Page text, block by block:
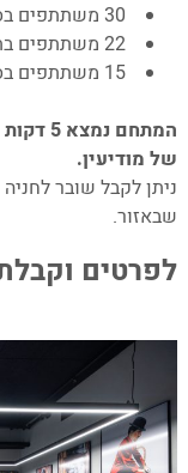
30 משתתפים בסידור כיתת לימוד (שולחנות בשורות)
22 משתתפים בתצורה של ( ח )
15 משתתפים בסידור חדר ישיבות
המתחם
של מודיעין.
ניתן לקבל שובר
שבאזור.
לפרטים וקבלת מידע